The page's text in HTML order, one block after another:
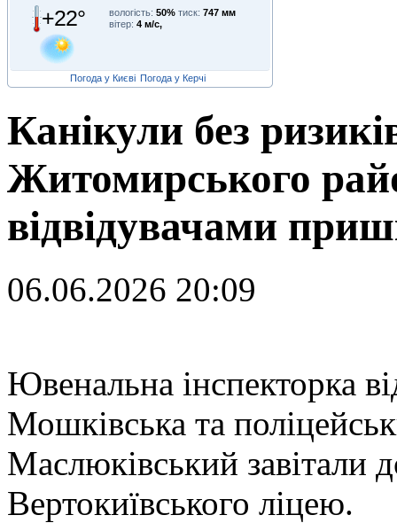
+22° вологість: 50% тиск: 747 мм
вітер: 4 м/с,
Погода у Києві Погода у Керчі
Канікули без
Житомирського
відвідувачами
06.06.2026 20:09
Ювенальна інспекторка
Мошківська та
Маслюківський завітали
Вертокиївського ліцею.